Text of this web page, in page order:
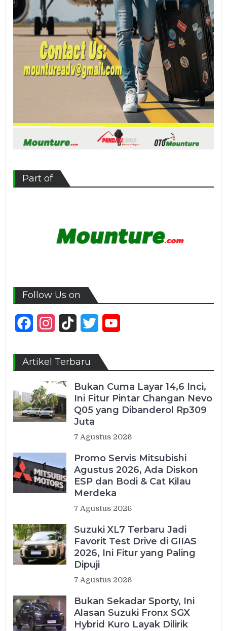
Part of
Follow Us on
FacebookInstagram
TikTok Twitter
Artikel Terbaru
Bukan Cuma Layar 14,6 Inci,
Ini Fitur Pintar Changan Nevo
Q05 yang Dibanderol Rp309
Juta
7 Agustus 2026
Promo Servis Mitsubishi
Agustus 2026, Ada Diskon
ESP dan Bodi & Cat Kilau
Merdeka
7 Agustus 2026
Suzuki XL7 Terbaru Jadi
Favorit Test Drive di GIIAS
2026, Ini Fitur yang Paling
Dipuji
7 Agustus 2026
Bukan Sekadar Sporty, Ini
Alasan Suzuki Fronx SGX
Hybrid Kuro Layak Dilirik